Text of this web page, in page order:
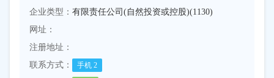
企业类型： 有限责任公司(自然投资或控股)(1130)
网址：
注册地址：
联系方式：
手机 2